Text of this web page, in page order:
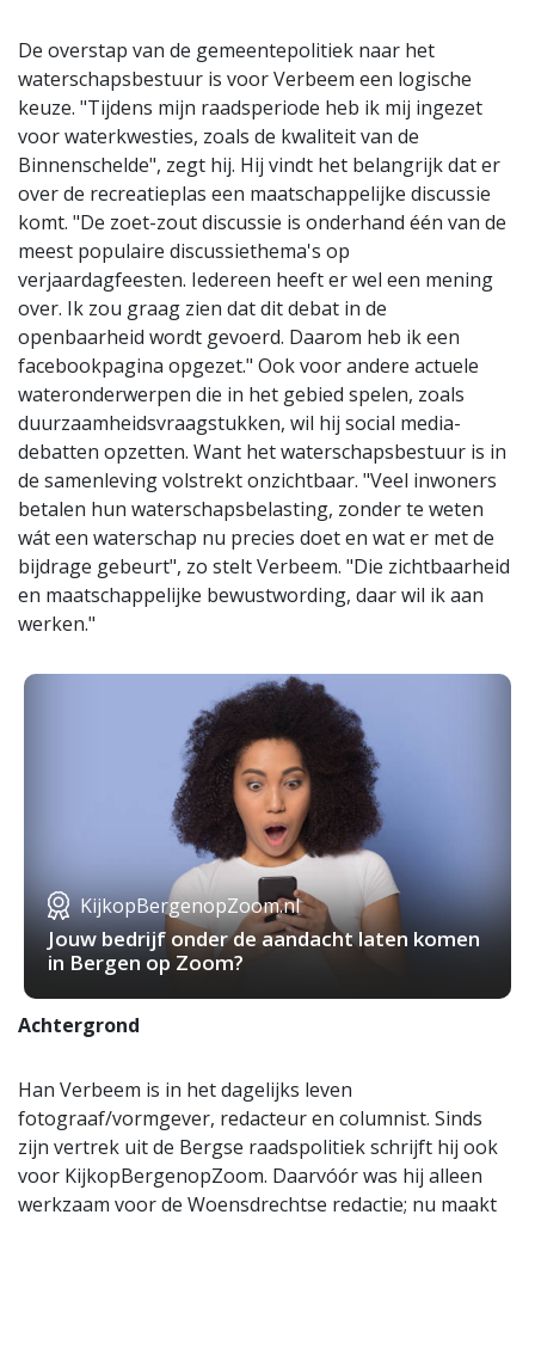
De overstap van de gemeentepolitiek naar het
waterschapsbestuur is voor Verbeem een logische
keuze. "Tijdens mijn raadsperiode heb ik mij ingezet
voor waterkwesties, zoals de kwaliteit van de
Binnenschelde", zegt hij. Hij vindt het belangrijk dat er
over de recreatieplas een maatschappelijke discussie
komt. "De zoet-zout discussie is onderhand één van de
meest populaire discussiethema's op
verjaardagfeesten. Iedereen heeft er wel een mening
over. Ik zou graag zien dat dit debat in de
openbaarheid wordt gevoerd. Daarom heb ik een
facebookpagina opgezet." Ook voor andere actuele
wateronderwerpen die in het gebied spelen, zoals
duurzaamheidsvraagstukken, wil hij social media-
debatten opzetten. Want het waterschapsbestuur is in
de samenleving volstrekt onzichtbaar. "Veel inwoners
betalen hun waterschapsbelasting, zonder te weten
wát een waterschap nu precies doet en wat er met de
bijdrage gebeurt", zo stelt Verbeem. "Die zichtbaarheid
en maatschappelijke bewustwording, daar wil ik aan
werken."
KijkopBergenopZoom.nl
Jouw bedrijf onder de aandacht laten komen
in Bergen op Zoom?
Achtergrond
Han Verbeem is in het dagelijks leven
fotograaf/vormgever, redacteur en columnist. Sinds
zijn vertrek uit de Bergse raadspolitiek schrijft hij ook
voor KijkopBergenopZoom. Daarvóór was hij alleen
werkzaam voor de Woensdrechtse redactie; nu maakt